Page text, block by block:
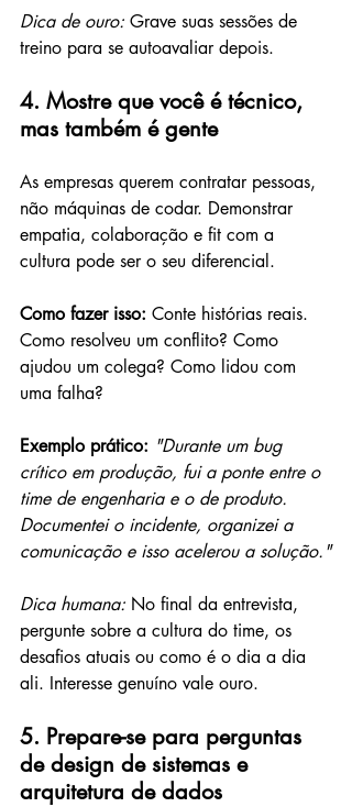
Dica de ouro: Grave suas sessões de
treino para se autoavaliar depois.
4. Mostre que você é técnico,
mas também é gente
As empresas querem contratar pessoas,
não máquinas de codar. Demonstrar
empatia, colaboração e fit com a
cultura pode ser o seu diferencial.
Como fazer isso: Conte histórias reais.
Como resolveu um conflito? Como
ajudou um colega? Como lidou com
uma falha?
Exemplo prático: "Durante um bug
crítico em produção, fui a ponte entre o
time de engenharia e o de produto.
Documentei o incidente, organizei a
comunicação e isso acelerou a solução."
Dica humana: No final da entrevista,
pergunte sobre a cultura do time, os
desafios atuais ou como é o dia a dia
ali. Interesse genuíno vale ouro.
5. Prepare-se para perguntas
de design de sistemas e
arquitetura de dados